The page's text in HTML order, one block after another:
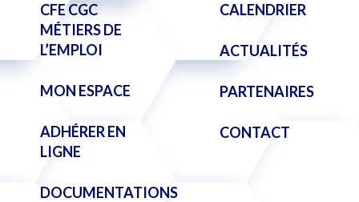
CFE CGC
MÉTIERS DE
L’EMPLOI
MON ESPACE
ADHÉRER EN
LIGNE
DOCUMENTATIONS
CALENDRIER
ACTUALITÉS
PARTENAIRES
CONTACT